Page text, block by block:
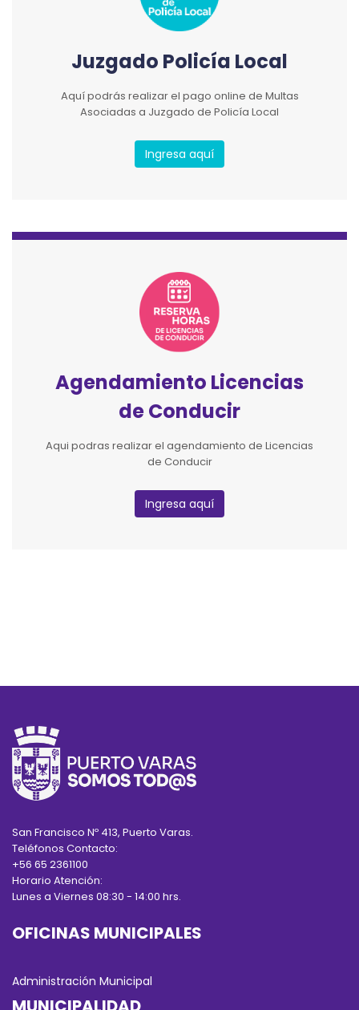
Juzgado Policía Local
Aquí podrás realizar el pago online de Multas
Asociadas a Juzgado de Policía Local
Ingresa aquí
Agendamiento Licencias
de Conducir
Aqui podras realizar el agendamiento de Licencias
de Conducir
Ingresa aquí
San Francisco Nº 413, Puerto Varas.
Teléfonos Contacto:
+56 65 2361100
Horario Atención:
Lunes a Viernes 08:30 - 14:00 hrs.
OFICINAS MUNICIPALES
Administración Municipal